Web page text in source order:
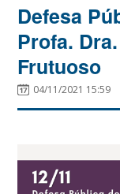
Defesa
Profa.
Frutuoso
04/11/2021 15:59